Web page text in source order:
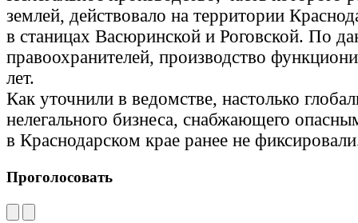
землей, действовало на территории
в станицах Васюринской и Роговской. По
правоохранителей, производство
лет.
Как уточнили в ведомстве, настолько
нелегального бизнеса, снабжающего
в Краснодарском крае ранее не
Проголосовать